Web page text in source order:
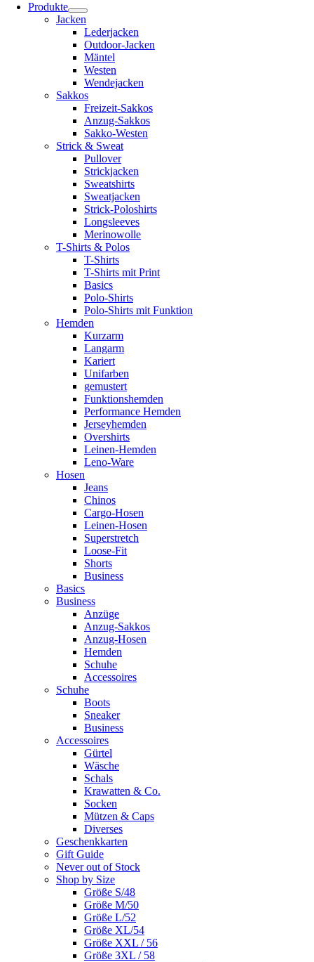
Produkte
Jacken
Lederjacken
Outdoor-Jacken
Mäntel
Westen
Wendejacken
Sakkos
Freizeit-Sakkos
Anzug-Sakkos
Sakko-Westen
Strick & Sweat
Pullover
Strickjacken
Sweatshirts
Sweatjacken
Strick-Poloshirts
Longsleeves
Merinowolle
T-Shirts & Polos
T-Shirts
T-Shirts mit Print
Basics
Polo-Shirts
Polo-Shirts mit Funktion
Hemden
Kurzarm
Langarm
Kariert
Unifarben
gemustert
Funktionshemden
Performance Hemden
Jerseyhemden
Overshirts
Leinen-Hemden
Leno-Ware
Hosen
Jeans
Chinos
Cargo-Hosen
Leinen-Hosen
Superstretch
Loose-Fit
Shorts
Business
Basics
Business
Anzüge
Anzug-Sakkos
Anzug-Hosen
Hemden
Schuhe
Accessoires
Schuhe
Boots
Sneaker
Business
Accessoires
Gürtel
Wäsche
Schals
Krawatten & Co.
Socken
Mützen & Caps
Diverses
Geschenkkarten
Gift Guide
Never out of Stock
Shop by Size
Größe S/48
Größe M/50
Größe L/52
Größe XL/54
Größe XXL / 56
Größe 3XL / 58